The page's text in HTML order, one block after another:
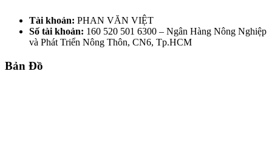
Tài khoản: PHAN VĂN VIỆT
Số tài khoản: 160 520 501 6300 – Ngân Hàng Nông Nghiệp
và Phát Triển Nông Thôn, CN6, Tp.HCM
Bản Đồ